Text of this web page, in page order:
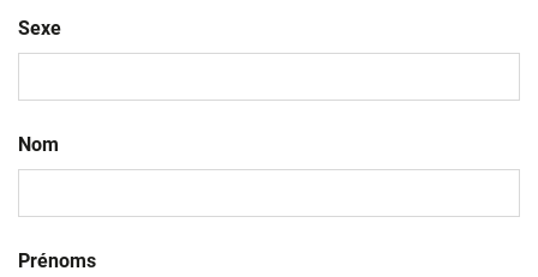
Sexe
Nom
Prénoms